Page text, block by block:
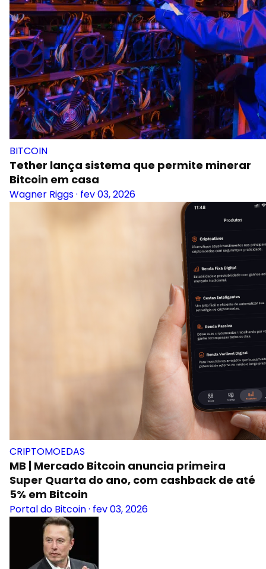
BITCOIN
Tether lança sistema que permite minerar
Bitcoin em casa
Wagner Riggs· fev 03, 2026
CRIPTOMOEDAS
MB | Mercado Bitcoin anuncia primeira
Super Quarta do ano, com cashback de até
5% em Bitcoin
Portal do Bitcoin· fev 03, 2026